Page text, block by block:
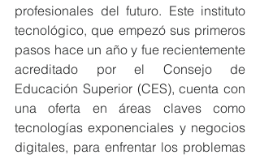
profesionales del futuro. Este instituto
tecnológico, que empezó sus primeros
pasos hace un año y fue recientemente
acreditado por el Consejo de
Educación Superior (CES), cuenta con
una oferta en áreas claves como
tecnologías exponenciales y negocios
digitales, para enfrentar los problemas